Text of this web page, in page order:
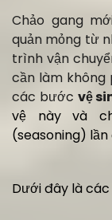
Chảo gang
quản mỏng từ
trình vận
cần làm không
các bước vệ
vệ này và
(seasoning) lần
Dưới đây là